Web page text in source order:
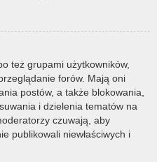
też grupami użytkowników,
forów. Mają oni
postów, a także blokowania,
i dzielenia tematów na
czuwają, aby
publikowali niewłaściwych i